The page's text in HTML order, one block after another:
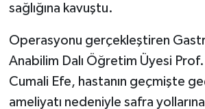
sağlığına kavuştu.
Operasyonu gerçekleştiren
Anabilim Dalı Öğretim Üyesi
Cumali Efe, hastanın geçmişte
ameliyatı nedeniyle safra